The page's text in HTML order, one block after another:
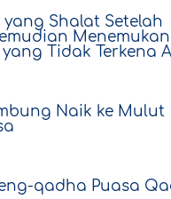
Shalat Setelah
Menemukan
Tidak Terkena
Naik ke Mulut
qadha Puasa